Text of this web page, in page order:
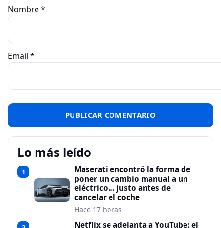
Nombre*
Email *
Lo más leído
1
Maserati encontró la forma de
poner un cambio manual a un
eléctrico… justo antes de
cancelar el coche
Hace 17 horas
Netflix se adelanta a YouTube: el